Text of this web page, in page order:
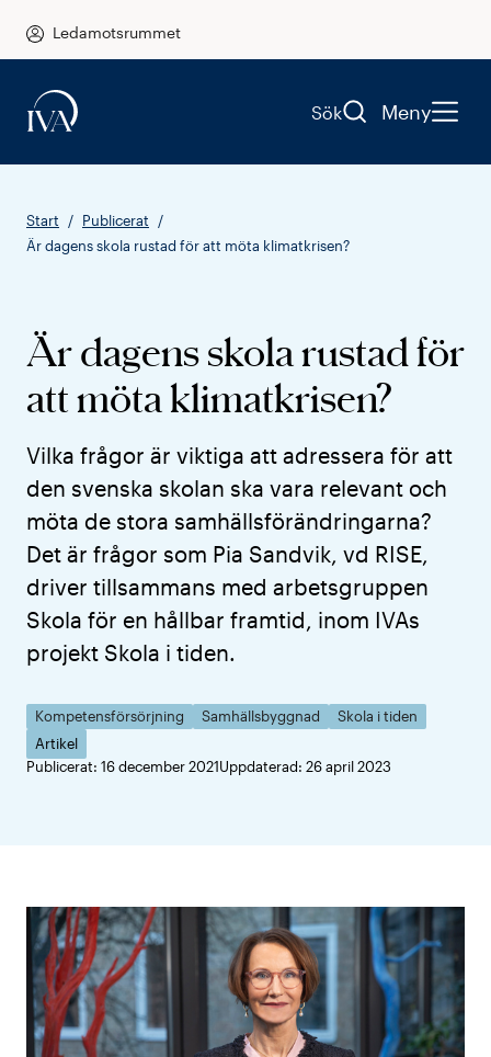
Ledamotsrummet
Sök Meny
Start
Publicerat
Är dagens skola rustad för att möta klimatkrisen?
Är dagens skola rustad för
att möta klimatkrisen?
Vilka frågor är viktiga att adressera för att
den svenska skolan ska vara relevant och
möta de stora samhällsförändringarna?
Det är frågor som Pia Sandvik, vd RISE,
driver tillsammans med arbetsgruppen
Skola för en hållbar framtid, inom IVAs
projekt Skola i tiden.
Kompetensförsörjning Samhällsbyggnad
Skola i tiden
Artikel
Publicerat: 16 december 2021Uppdaterad: 26 april 2023